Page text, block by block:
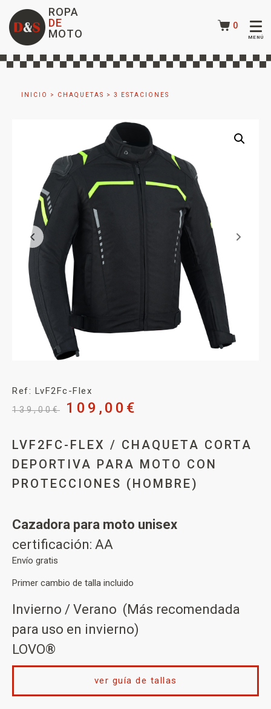
ROPA
DE
MOTO
0
INICIO > CHAQUETAS > 3 ESTACIONES
Ref: LvF2Fc-Flex
139,00€ 109,00 €
LVF2FC-FLEX / CHAQUETA CORTA
DEPORTIVA PARA MOTO CON
PROTECCIONES (HOMBRE)
Cazadora para moto unisex
certificación: AA
Envío gratis
Primer cambio de talla incluido
Invierno / Verano (Más recomendada
para uso en invierno)
LOVO®
ver guía de tallas